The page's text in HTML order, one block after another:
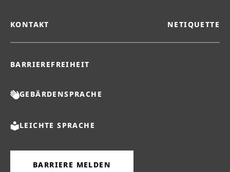
KONTAKT NETIQUETTE
BARRIEREFREIHEIT
GEBÄRDENSPRACHE
LEICHTE SPRACHE
BARRIERE MELDEN